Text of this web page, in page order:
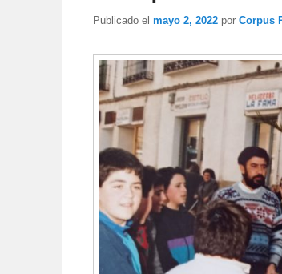
Publicado el mayo 2, 2022 por Corpus